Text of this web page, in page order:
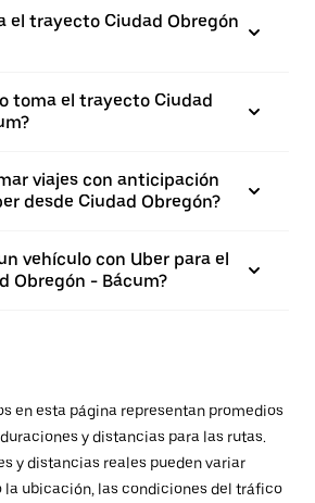
el trayecto Ciudad Obregón
toma el trayecto Ciudad
viajes con anticipación
desde Ciudad Obregón?
vehículo con Uber para el
Obregón - Bácum?
en esta página representan promedios
y distancias para las rutas.
y distancias reales pueden variar
la ubicación, las condiciones del tráfico